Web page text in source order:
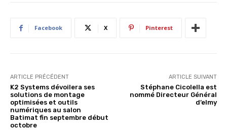
Facebook X Pinterest
ARTICLE PRÉCÉDENT
K2 Systems dévoilera ses
solutions de montage
optimisées et outils
numériques au salon
Batimat fin septembre début
octobre
ARTICLE SUIVANT
Stéphane Cicolella est
nommé Directeur Général
d’elmy